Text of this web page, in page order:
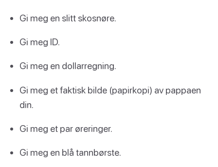
Gi meg en slitt skosnøre.
Gi meg ID.
Gi meg en dollarregning.
Gi meg et faktisk bilde (papirkopi) av pappaen
din.
Gi meg et par øreringer.
Gi meg en blå tannbørste.